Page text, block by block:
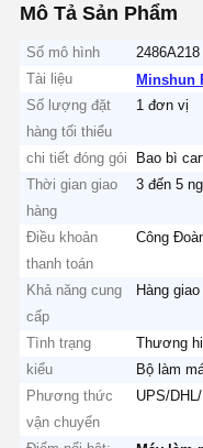
Mô Tả Sản Phẩm
Số mô hình
2486A218
Tài liệu
Minshun
Số lượng đặt
hàng tối thiểu
1 đơn vị
chi tiết đóng gói
Bao bì
Thời gian giao
hàng
3 đến 5
Điều khoản
thanh toán
Công
Khả năng cung
cấp
Hàng
Tình trạng
Thương
kiểu
Bộ làm
Phương thức
vận chuyển
UPS/